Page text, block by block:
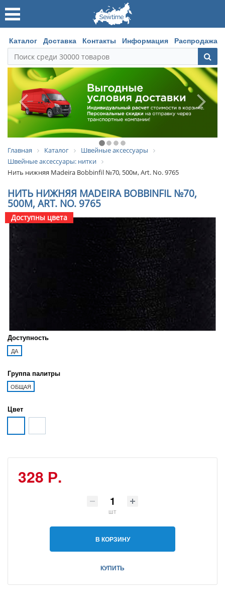
Каталог Доставка Контакты Информация Распродажа
Главная Каталог
Швейные аксессуары
Швейные аксессуары: нитки
Нить нижняя Madeira Bobbinfil №70, 500м, Art. No. 9765
НИТЬ НИЖНЯЯ MADEIRA BOBBINFIL №70,
500М, ART. NO. 9765
Доступны цвета
Доступность
ДА
Группа палитры
ОБЩАЯ
Цвет
328 Р.
шт
В КОРЗИНУ
КУПИТЬ